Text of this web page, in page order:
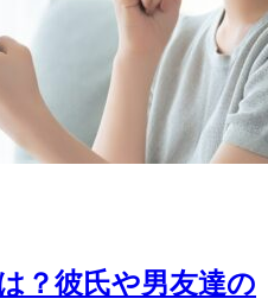
？彼氏や男友達の